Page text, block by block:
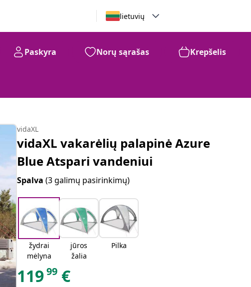
lietuvių
Paskyra Norų sąrašas Krepšelis
vidaXL
vidaXL vakarėlių palapinė Azure
Blue Atspari vandeniui
Spalva(3 galimų pasirinkimų)
žydrai
mėlyna
jūros
žalia
Pilka
11999 €